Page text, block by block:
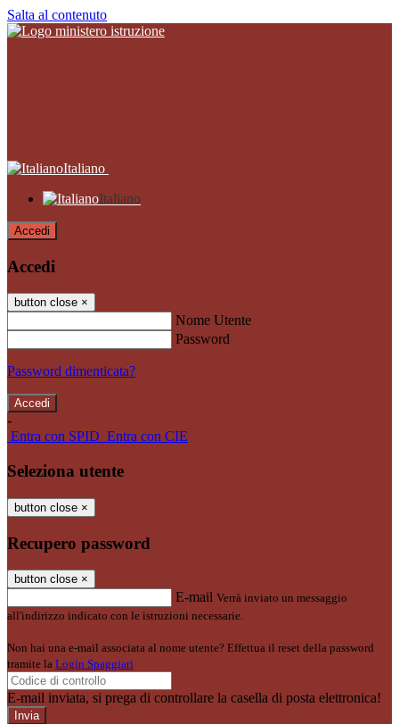
Salta al contenuto
Italiano
Italiano
Accedi
Accedi
button close ×
Nome Utente
Password
Password dimenticata?
-
Entra con SPID Entra con CIE
Seleziona utente
button close ×
Recupero password
button close ×
E-mail Verrà inviato un messaggio
all'indirizzo indicato con le istruzioni necessarie.
Non hai una e-mail associata al nome utente? Effettua il reset della password
tramite la Login Spaggiari
E-mail inviata, si prega di controllare la casella di posta elettronica!